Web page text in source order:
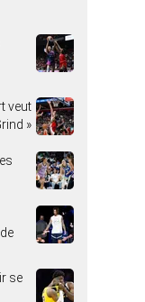
veut
»
se